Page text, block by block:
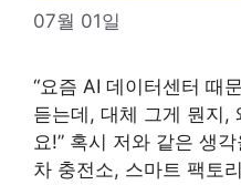
07월 01일
“요즘 AI 데이터센터 때
듣는데, 대체 그게 뭔지,
요!” 혹시 저와 같은 생
차 충전소, 스마트 팩토